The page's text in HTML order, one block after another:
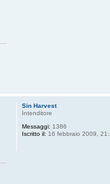
Sin Harvest
Intenditore
Messaggi: 1386
Iscritto il: 16 febbraio 2009,